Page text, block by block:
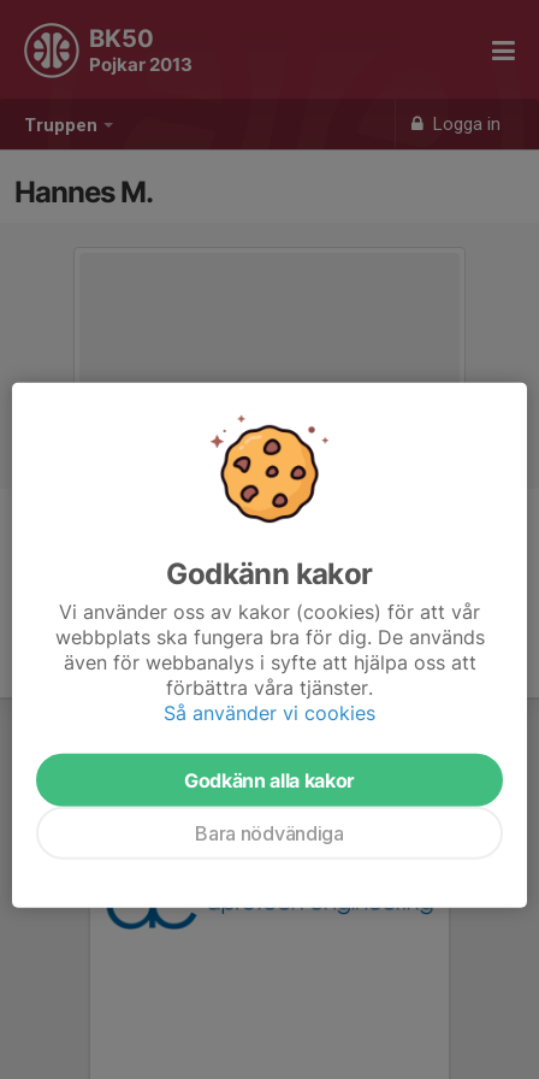
Truppen Logga in
BK50
Pojkar 2013
Hannes M.
Godkänn kakor
Vi använder oss av kakor (cookies) för att vår
webbplats ska fungera bra för dig. De används
även för webbanalys i syfte att hjälpa oss att
förbättra våra tjänster.
Så använder vi cookies
Godkänn alla kakor
Bara nödvändiga